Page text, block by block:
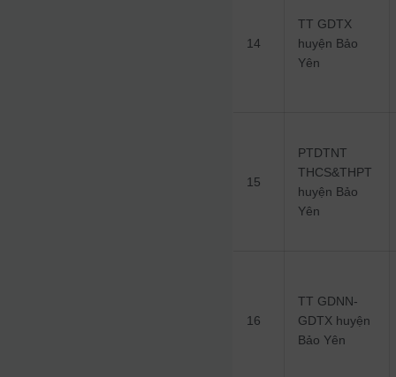
14
TT GDTX
huyện Bảo
Yên
15
PTDTNT
THCS&THPT
huyện Bảo
Yên
16
TT GDNN-
GDTX huyện
Bảo Yên